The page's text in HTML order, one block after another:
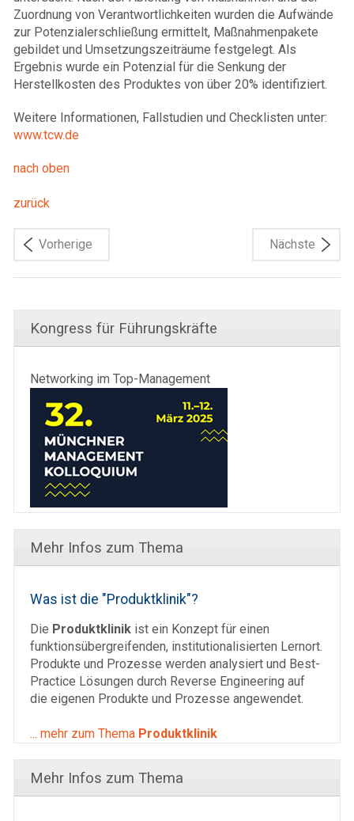
Zuordnung von Verantwortlichkeiten wurden die Aufwände
zur Potenzialerschließung ermittelt, Maßnahmenpakete
gebildet und Umsetzungszeiträume festgelegt. Als
Ergebnis wurde ein Potenzial für die Senkung der
Herstellkosten des Produktes von über 20% identifiziert.
Weitere Informationen, Fallstudien und Checklisten unter:
www.tcw.de
nach oben
zurück
Vorherige Nächste
Kongress für Führungskräfte
Networking im Top-Management
Mehr Infos zum Thema
Was ist die "Produktklinik"?
Die Produktklinik ist ein Konzept für einen
funktionsübergreifenden, institutionalisierten Lernort.
Produkte und Prozesse werden analysiert und Best-
Practice Lösungen durch Reverse Engineering auf
die eigenen Produkte und Prozesse angewendet.
... mehr zum Thema Produktklinik
Mehr Infos zum Thema